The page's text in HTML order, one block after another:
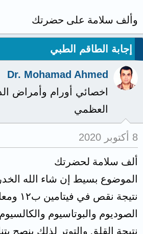
وألف سلامة على حضرتك
إجابة الطاقم الطبي
Dr. Mohamad Ahmed
اخصائي أورام وأمراض
العظمي
8 أكتوبر 2020
ألف سلامة لحضرتك
الموضوع بسيط إن شاء الله
نتيجة
الصوديوم والبوتاسيوم
نتيجة القلق والتوتر لذلك ينصح